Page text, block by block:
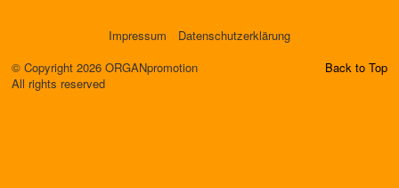
Impressum
Datenschutzerklärung
© Copyright 2026 ORGANpromotion
All rights reserved
Back to Top